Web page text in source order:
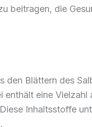
beitragen, die
den Blättern des
eine
Inhaltsstoffe